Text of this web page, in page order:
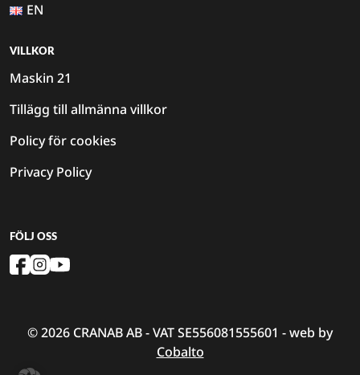
EN
VILLKOR
Maskin 21
Tillägg till allmänna villkor
Policy för cookies
Privacy Policy
FÖLJ OSS
© 2026 CRANAB AB - VAT SE556081555601 - web by
Cobalto